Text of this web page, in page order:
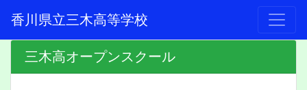
香川県立三木高等学校
三木高オープンスクール